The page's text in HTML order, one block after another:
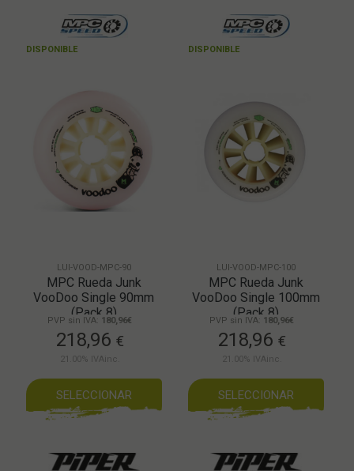
DISPONIBLE
LUI-VOOD-MPC-90
MPC Rueda Junk
VooDoo Single 90mm
(Pack 8)
PVP sin IVA: 180,96€
218,96 €
21.00% IVAinc.
SELECCIONAR
DISPONIBLE
LUI-VOOD-MPC-100
MPC Rueda Junk
VooDoo Single 100mm
(Pack 8)
PVP sin IVA: 180,96€
218,96 €
21.00% IVAinc.
SELECCIONAR